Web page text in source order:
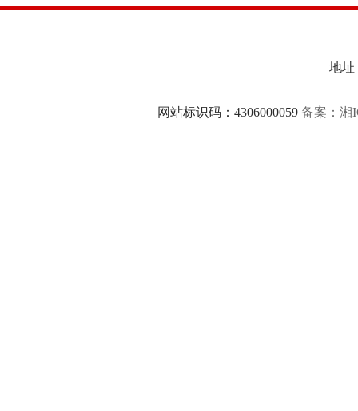
地址
网站标识码：4306000059 备案：湘